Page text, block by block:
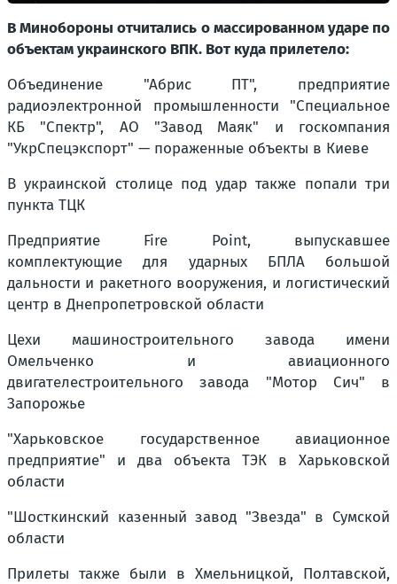
В Минобороны отчитались о массированном ударе по
объектам украинского ВПК. Вот куда прилетело:
Объединение "Абрис ПТ", предприятие
радиоэлектронной промышленности "Специальное
КБ "Спектр", АО "Завод Маяк" и госкомпания
"УкрСпецэкспорт" — пораженные объекты в Киеве
В украинской столице под удар также попали три
пункта ТЦК
Предприятие Fire Point, выпускавшее
комплектующие для ударных БПЛА большой
дальности и ракетного вооружения, и логистический
центр в Днепропетровской области
Цехи машиностроительного завода имени
Омельченко и авиационного
двигателестроительного завода "Мотор Сич" в
Запорожье
"Харьковское государственное авиационное
предприятие" и два объекта ТЭК в Харьковской
области
"Шосткинский казенный завод "Звезда" в Сумской
области
Прилеты также были в Хмельницкой, Полтавской,